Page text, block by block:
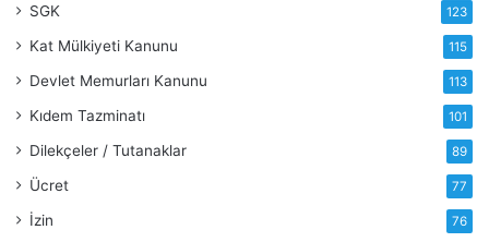
SGK 123
Kat Mülkiyeti Kanunu 115
Devlet Memurları Kanunu 113
Kıdem Tazminatı 101
Dilekçeler / Tutanaklar 89
Ücret 77
İzin 76